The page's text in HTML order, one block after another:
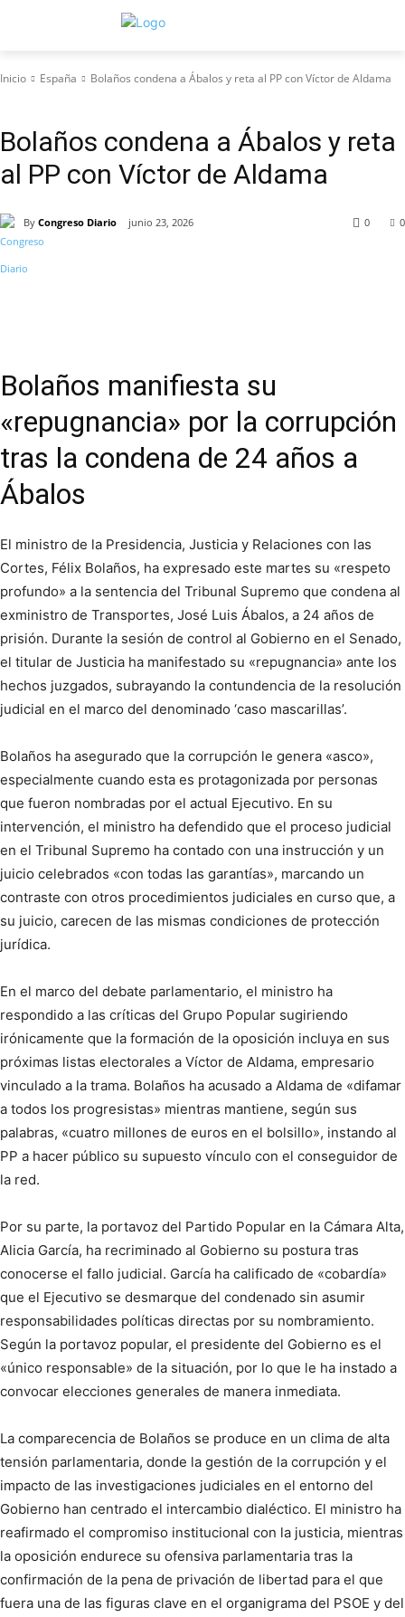
Inicio España Bolaños condena a Ábalos y reta al PP con Víctor de Aldama
Bolaños condena a Ábalos y reta
al PP con Víctor de Aldama
By Congreso Diario junio 23, 2026 0
0
Bolaños manifiesta su
«repugnancia» por la corrupción
tras la condena de 24 años a
Ábalos
El ministro de la Presidencia, Justicia y Relaciones con las
Cortes, Félix Bolaños, ha expresado este martes su «respeto
profundo» a la sentencia del Tribunal Supremo que condena al
exministro de Transportes, José Luis Ábalos, a 24 años de
prisión. Durante la sesión de control al Gobierno en el Senado,
el titular de Justicia ha manifestado su «repugnancia» ante los
hechos juzgados, subrayando la contundencia de la resolución
judicial en el marco del denominado ‘caso mascarillas’.
Bolaños ha asegurado que la corrupción le genera «asco»,
especialmente cuando esta es protagonizada por personas
que fueron nombradas por el actual Ejecutivo. En su
intervención, el ministro ha defendido que el proceso judicial
en el Tribunal Supremo ha contado con una instrucción y un
juicio celebrados «con todas las garantías», marcando un
contraste con otros procedimientos judiciales en curso que, a
su juicio, carecen de las mismas condiciones de protección
jurídica.
En el marco del debate parlamentario, el ministro ha
respondido a las críticas del Grupo Popular sugiriendo
irónicamente que la formación de la oposición incluya en sus
próximas listas electorales a Víctor de Aldama, empresario
vinculado a la trama. Bolaños ha acusado a Aldama de «difamar
a todos los progresistas» mientras mantiene, según sus
palabras, «cuatro millones de euros en el bolsillo», instando al
PP a hacer público su supuesto vínculo con el conseguidor de
la red.
Por su parte, la portavoz del Partido Popular en la Cámara Alta,
Alicia García, ha recriminado al Gobierno su postura tras
conocerse el fallo judicial. García ha calificado de «cobardía»
que el Ejecutivo se desmarque del condenado sin asumir
responsabilidades políticas directas por su nombramiento.
Según la portavoz popular, el presidente del Gobierno es el
«único responsable» de la situación, por lo que le ha instado a
convocar elecciones generales de manera inmediata.
La comparecencia de Bolaños se produce en un clima de alta
tensión parlamentaria, donde la gestión de la corrupción y el
impacto de las investigaciones judiciales en el entorno del
Gobierno han centrado el intercambio dialéctico. El ministro ha
reafirmado el compromiso institucional con la justicia, mientras
la oposición endurece su ofensiva parlamentaria tras la
confirmación de la pena de privación de libertad para el que
fuera una de las figuras clave en el organigrama del PSOE y del